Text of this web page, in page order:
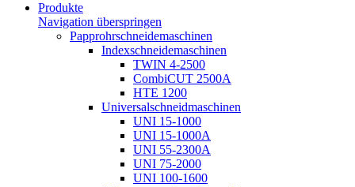
Produkte
Navigation überspringen
Papprohrschneidemaschinen
Indexschneidemaschinen
TWIN 4-2500
CombiCUT 2500A
HTE 1200
Universalschneidmaschinen
UNI 15-1000
UNI 15-1000A
UNI 55-2300A
UNI 75-2000
UNI 100-1600